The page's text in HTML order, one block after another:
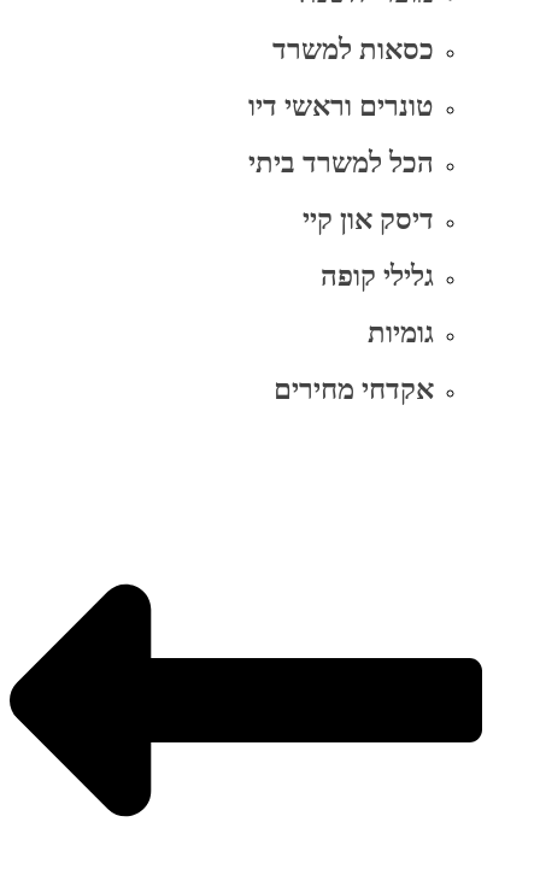
כסאות למשרד
טונרים וראשי דיו
הכל למשרד ביתי
דיסק און קיי
גלילי קופה
גומיות
אקדחי מחירים